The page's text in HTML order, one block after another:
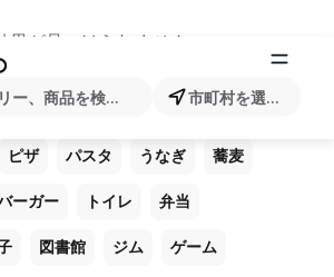
ー、商品を検索... 市町村を選択します
が見つけられません。
り製品
ー ご飯 電卓
ピザ パスタ うなぎ 蕎麦
ーガー トイレ 弁当
図書館 ジム ゲーム